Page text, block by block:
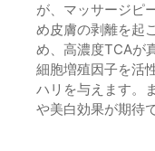
が、マッサージピ
め皮膚の剥離を起
め、高濃度TCAが
細胞増殖因子を活
ハリを与えます。
や美白効果が期待